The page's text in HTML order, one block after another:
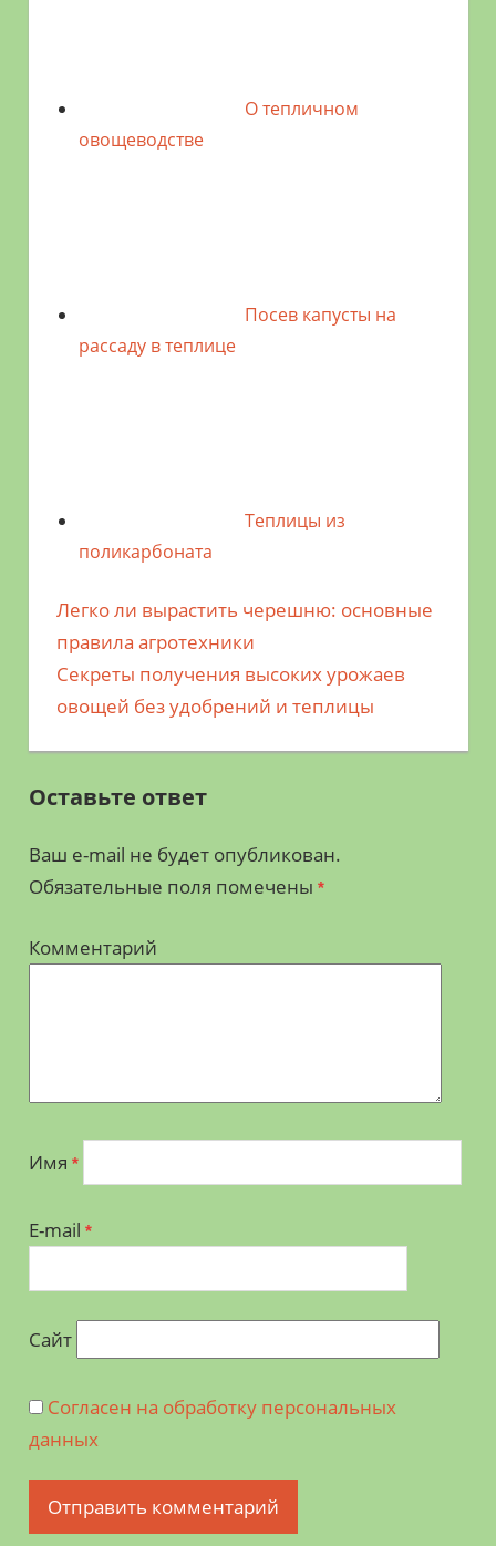
О тепличном
овощеводстве
Посев капусты на
рассаду в теплице
Теплицы из
поликарбоната
Навигация
по
записям
Предыдущая
запись;
Легко ли вырастить черешню: основные
правила агротехники
Следующая
запись:
Секреты получения высоких урожаев
овощей без удобрений и теплицы
Оставьте ответ
Ваш e-mail не будет опубликован.
Обязательные поля помечены *
Комментарий
Имя *
E-mail *
Сайт
Согласен на обработку персональных
данных